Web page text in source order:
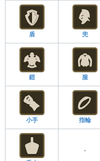
盾 兜
鎧 服
小手 指輪
-